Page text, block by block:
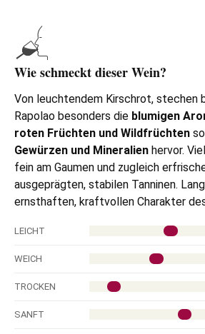
Wie schmeckt dieser Wein?
Von leuchtendem Kirschrot, stechen
Rapolao besonders die blumigen
roten Früchten und Wildfrüchten
Gewürzen und Mineralien hervor.
fein am Gaumen und zugleich
ausgeprägten, stabilen Tanninen.
ernsthaften, kraftvollen Charakter
LEICHT
WEICH
TROCKEN
SANFT